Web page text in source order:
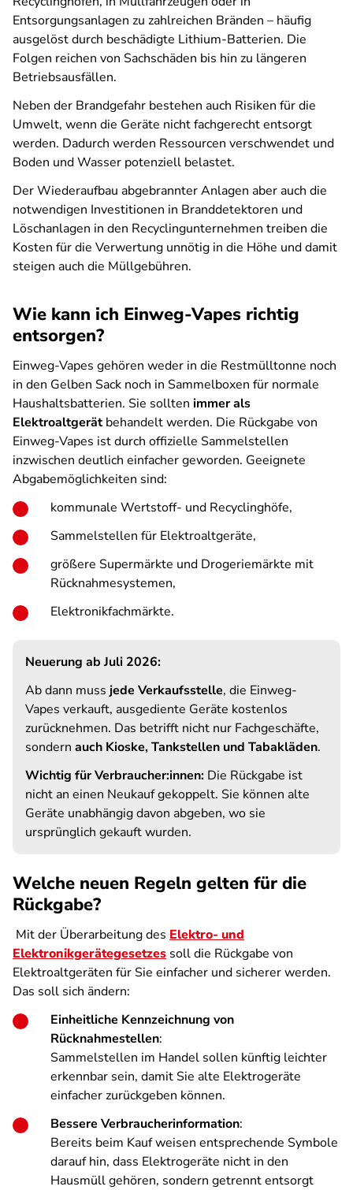
Entsorgungsanlagen zu zahlreichen Bränden – häufig
ausgelöst durch beschädigte Lithium-Batterien. Die
Folgen reichen von Sachschäden bis hin zu längeren
Betriebsausfällen.
Neben der Brandgefahr bestehen auch Risiken für die
Umwelt, wenn die Geräte nicht fachgerecht entsorgt
werden. Dadurch werden Ressourcen verschwendet und
Boden und Wasser potenziell belastet.
Der Wiederaufbau abgebrannter Anlagen aber auch die
notwendigen Investitionen in Branddetektoren und
Löschanlagen in den Recyclingunternehmen treiben die
Kosten für die Verwertung unnötig in die Höhe und damit
steigen auch die Müllgebühren.
Wie kann ich Einweg-Vapes richtig
entsorgen?
Einweg-Vapes gehören weder in die Restmülltonne noch
in den Gelben Sack noch in Sammelboxen für normale
Haushaltsbatterien. Sie sollten immer als
Elektroaltgerätbehandelt werden. Die Rückgabe von
Einweg-Vapes ist durch offizielle Sammelstellen
inzwischen deutlich einfacher geworden. Geeignete
Abgabemöglichkeiten sind:
kommunale Wertstoff- und Recyclinghöfe,
Sammelstellen für Elektroaltgeräte,
größere Supermärkte und Drogeriemärkte mit
Rücknahmesystemen,
Elektronikfachmärkte.
Neuerung ab Juli 2026:
Ab dann muss jede Verkaufsstelle, die Einweg-
Vapes verkauft, ausgediente Geräte kostenlos
zurücknehmen. Das betrifft nicht nur Fachgeschäfte,
sondern auch Kioske, Tankstellen und Tabakläden.
Wichtig für Verbraucher:innen: Die Rückgabe ist
nicht an einen Neukauf gekoppelt. Sie können alte
Geräte unabhängig davon abgeben, wo sie
ursprünglich gekauft wurden.
Welche neuen Regeln gelten für die
Rückgabe?
Mit der Überarbeitung des Elektro- und
Elektronikgerätegesetzes soll die Rückgabe von
Elektroaltgeräten für Sie einfacher und sicherer werden.
Das soll sich ändern:
Einheitliche Kennzeichnung von
Rücknahmestellen:
Sammelstellen im Handel sollen künftig leichter
erkennbar sein, damit Sie alte Elektrogeräte
einfacher zurückgeben können.
Bessere Verbraucherinformation:
Bereits beim Kauf weisen entsprechende Symbole
darauf hin, dass Elektrogeräte nicht in den
Hausmüll gehören, sondern getrennt entsorgt